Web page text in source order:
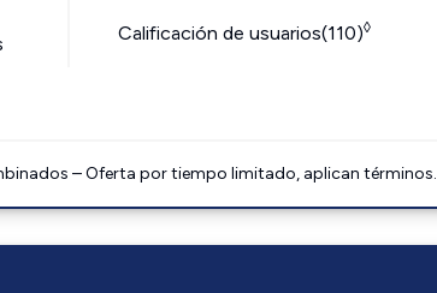
Calificación de usuarios(110)◊
– Oferta por tiempo limitado, aplican términos.